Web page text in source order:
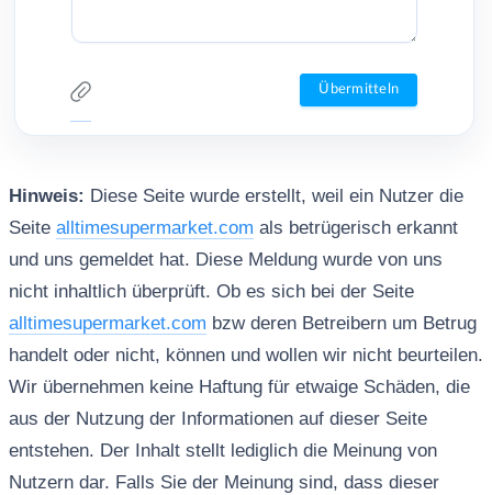
Hinweis: Diese Seite wurde erstellt, weil ein Nutzer die
Seite alltimesupermarket.com als betrügerisch erkannt
und uns gemeldet hat. Diese Meldung wurde von uns
nicht inhaltlich überprüft. Ob es sich bei der Seite
alltimesupermarket.com bzw deren Betreibern um Betrug
handelt oder nicht, können und wollen wir nicht beurteilen.
Wir übernehmen keine Haftung für etwaige Schäden, die
aus der Nutzung der Informationen auf dieser Seite
entstehen. Der Inhalt stellt lediglich die Meinung von
Nutzern dar. Falls Sie der Meinung sind, dass dieser